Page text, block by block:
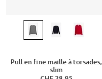
Pull en fine maille à torsades,
slim